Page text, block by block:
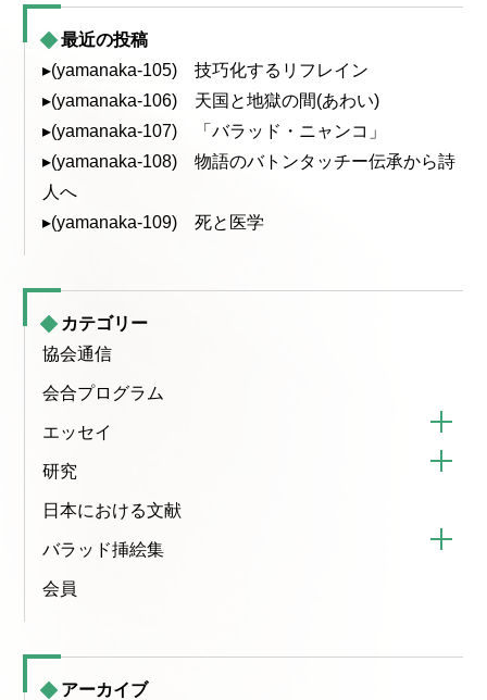
最近の投稿
▸(yamanaka-105) 技巧化するリフレイン
▸(yamanaka-106) 天国と地獄の間(あわい)
▸(yamanaka-107) 「バラッド・ニャンコ」
▸(yamanaka-108) 物語のバトンタッチー伝承から詩
人へ
▸(yamanaka-109) 死と医学
カテゴリー
協会通信
会合プログラム
エッセイ
研究
日本における文献
バラッド挿絵集
会員
アーカイブ